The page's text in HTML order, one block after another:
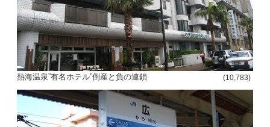
熱海温泉”有名ホテル”倒産と負の連鎖 (10,783)